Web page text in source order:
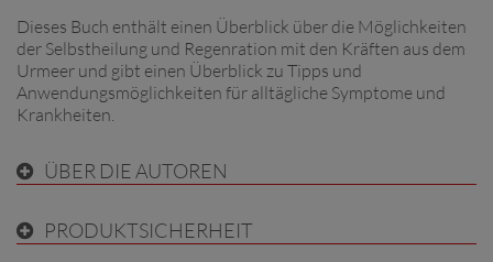
Dieses Buch enthält einen Überblick über die Möglichkeiten
der Selbstheilung und Regenration mit den Kräften aus dem
Urmeer und gibt einen Überblick zu Tipps und
Anwendungsmöglichkeiten für alltägliche Symptome und
Krankheiten.
ÜBER DIE AUTOREN
PRODUKTSICHERHEIT